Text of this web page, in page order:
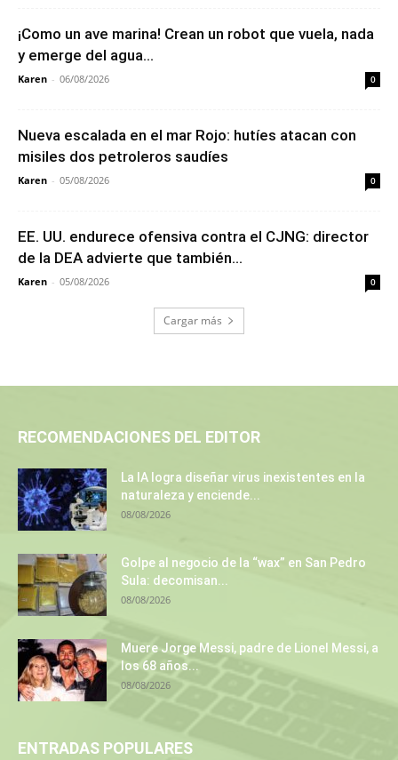
¡Como un ave marina! Crean un robot que vuela, nada
y emerge del agua...
Karen - 06/08/2026 0
Nueva escalada en el mar Rojo: hutíes atacan con
misiles dos petroleros saudíes
Karen - 05/08/2026 0
EE. UU. endurece ofensiva contra el CJNG: director
de la DEA advierte que también...
Karen - 05/08/2026 0
Cargar más
RECOMENDACIONES DEL EDITOR
La IA logra diseñar virus inexistentes en la
naturaleza y enciende...
08/08/2026
Golpe al negocio de la “wax” en San Pedro
Sula: decomisan...
08/08/2026
Muere Jorge Messi, padre de Lionel Messi, a
los 68 años...
08/08/2026
ENTRADAS POPULARES